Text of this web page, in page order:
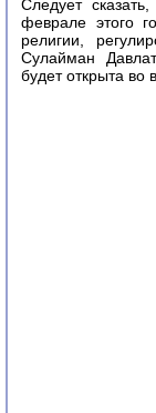
Следует
феврале этого
религии,
Сулайман
будет открыта во